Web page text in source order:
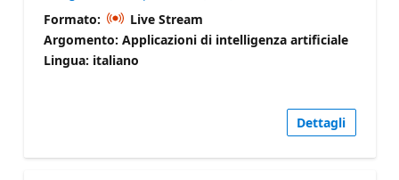
Formato:
Live Stream
Argomento: Applicazioni di intelligenza artificiale
Lingua: italiano
Dettagli